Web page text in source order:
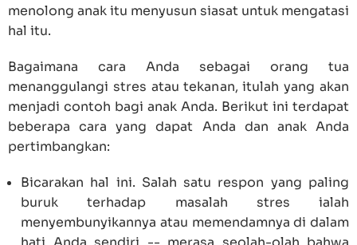
menolong anak itu menyusun siasat untuk mengatasi
hal itu.
Bagaimana cara Anda sebagai orang tua
menanggulangi stres atau tekanan, itulah yang akan
menjadi contoh bagi anak Anda. Berikut ini terdapat
beberapa cara yang dapat Anda dan anak Anda
pertimbangkan:
Bicarakan hal ini. Salah satu respon yang paling
buruk terhadap masalah stres ialah
menyembunyikannya atau memendamnya di dalam